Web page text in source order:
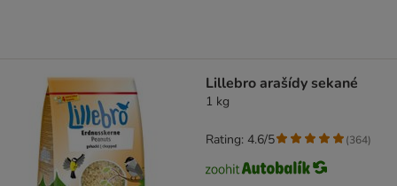
Lillebro arašídy sekané
1 kg
Rating: 4.6/5 (364)